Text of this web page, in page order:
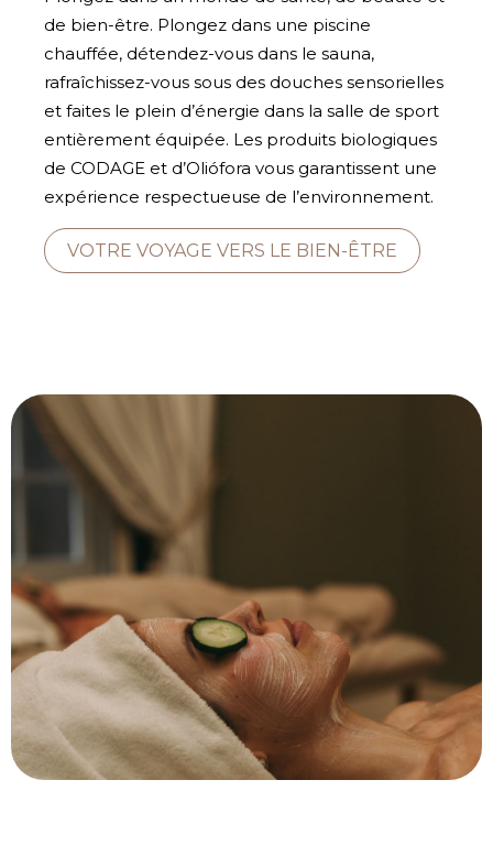
de bien-être. Plongez dans une piscine
chauffée, détendez-vous dans le sauna,
rafraîchissez-vous sous des douches sensorielles
et faites le plein d’énergie dans la salle de sport
entièrement équipée. Les produits biologiques
de CODAGE et d’Oliófora vous garantissent une
expérience respectueuse de l’environnement.
VOTRE VOYAGE VERS LE BIEN-ÊTRE